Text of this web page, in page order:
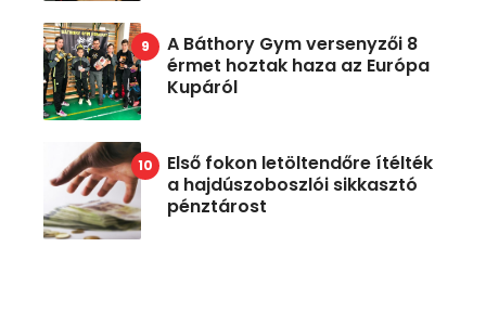
A Báthory Gym versenyzői 8
érmet hoztak haza az Európa
Kupáról
Első fokon letöltendőre ítélték
a hajdúszoboszlói sikkasztó
pénztárost